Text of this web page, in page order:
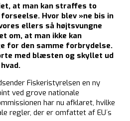
at man kan straffes to
Hvor blev »ne bis in
ellers så højtsvungne
om, at man ikke kan
for den samme forbrydelse.
med blæsten og skyllet ud
Fiskeristyrelsen en ny
ved grove nationale
har nu afklaret, hvilke
regler, der er omfattet af EU´s